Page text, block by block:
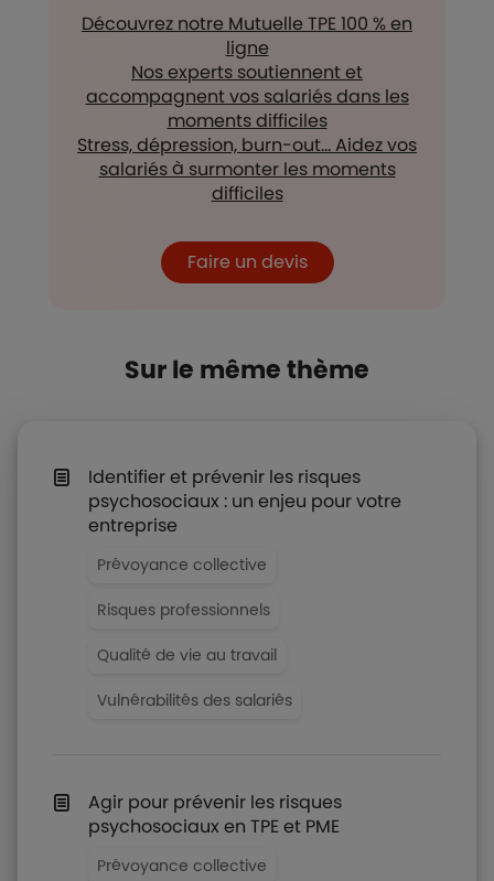
Découvrez notre Mutuelle TPE 100 % en
ligne
Nos experts soutiennent et
accompagnent vos salariés dans les
moments difficiles
Stress, dépression, burn-out… Aidez vos
salariés à surmonter les moments
difficiles
Faire un devis
Sur le même thème
Identifier et prévenir les risques
psychosociaux : un enjeu pour votre
entreprise
Prévoyance collective
Risques professionnels
Qualité de vie au travail
Vulnérabilités des salariés
Agir pour prévenir les risques
psychosociaux en TPE et PME
Prévoyance collective